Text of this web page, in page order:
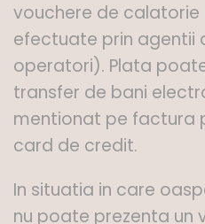
vouchere de calatorie
efectuate prin agentii
operatori). Plata
transfer de bani
mentionat pe factura
card de credit.
In situatia in care
nu poate prezenta un